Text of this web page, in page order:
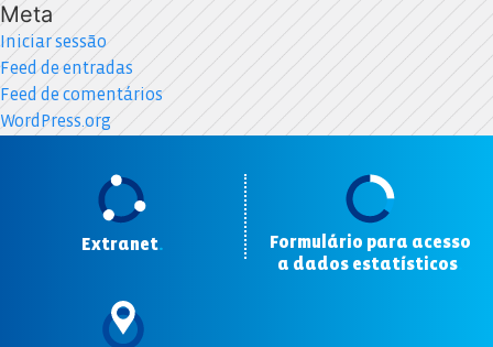
Meta
Iniciar sessão
Feed de entradas
Feed de comentários
WordPress.org
Extranet.
Formulário para acesso
a dados estatísticos